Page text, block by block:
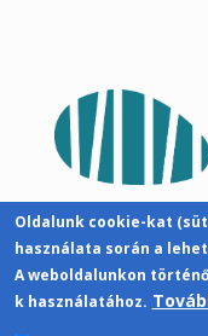
Pécsi
Oldalunk cookie-kat
használata során a
A weboldalunkon
k használatához.